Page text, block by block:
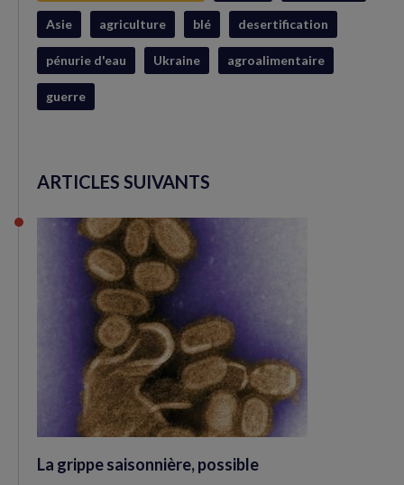
Asie agriculture blé desertification
pénurie d'eau Ukraine agroalimentaire
guerre
ARTICLES SUIVANTS
La grippe saisonnière, possible